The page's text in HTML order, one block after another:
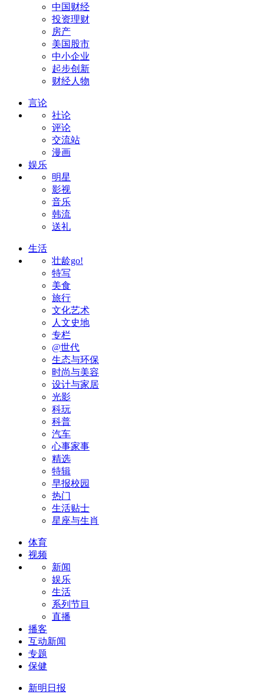
中国财经
投资理财
房产
美国股市
中小企业
起步创新
财经人物
言论
社论
评论
交流站
漫画
娱乐
明星
影视
音乐
韩流
送礼
生活
壮龄go!
特写
美食
旅行
文化艺术
人文史地
专栏
@世代
生态与环保
时尚与美容
设计与家居
光影
科玩
科普
汽车
心事家事
精选
特辑
早报校园
热门
生活贴士
星座与生肖
体育
视频
新闻
娱乐
生活
系列节目
直播
播客
互动新闻
专题
保健
新明日报